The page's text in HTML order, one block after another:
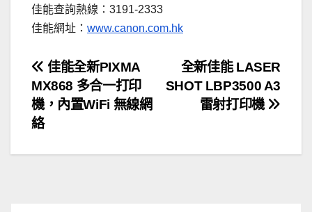
佳能查詢熱線：3191-2333
佳能網址： www.canon.com.hk
文
章
導
覽
全新佳能 LASER
SHOT LBP3500 A3
雷射打印機
佳能全新PIXMA
MX868 多合一打印
機，內置WiFi 無線網
絡